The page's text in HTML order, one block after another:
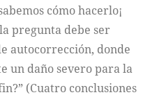
cómo hacerlo¡
pregunta debe ser
autocorrección, donde
un daño severo para la
(Cuatro conclusiones